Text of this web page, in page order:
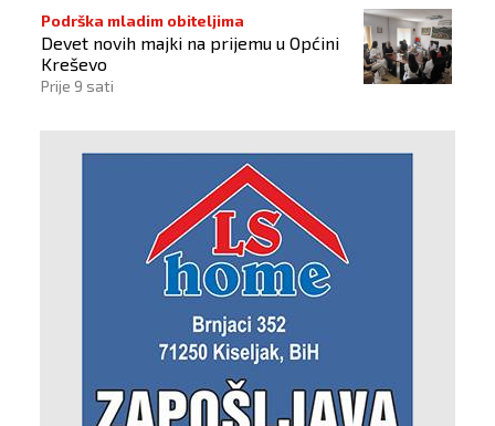
Podrška mladim obiteljima
Devet novih majki na prijemu u Općini
Kreševo
Prije 9 sati